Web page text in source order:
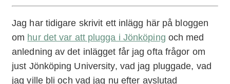
Jag har tidigare skrivit ett inlägg här på bloggen
om hur det var att plugga i Jönköping och med
anledning av det inlägget får jag ofta frågor om
just Jönköping University, vad jag pluggade, vad
jag ville bli och vad jag nu efter avslutad